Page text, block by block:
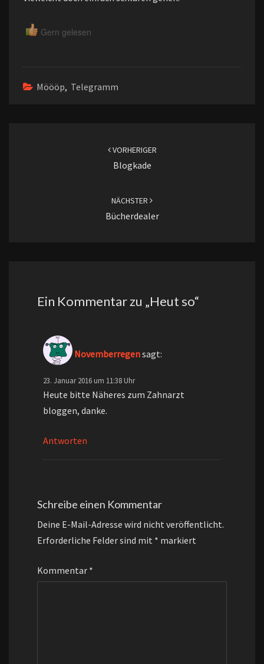
Gern gelesen
Möööp, Telegramm
VORHERIGER
Blogkade
NÄCHSTER
Bücherdealer
Ein Kommentar zu „Heut so“
Novemberregensagt:
23. Januar 2016 um 11:38 Uhr
Heute bitte Näheres zum Zahnarzt
bloggen, danke.
Antworten
Schreibe einen Kommentar
Deine E-Mail-Adresse wird nicht veröffentlicht.
Erforderliche Felder sind mit * markiert
Kommentar *